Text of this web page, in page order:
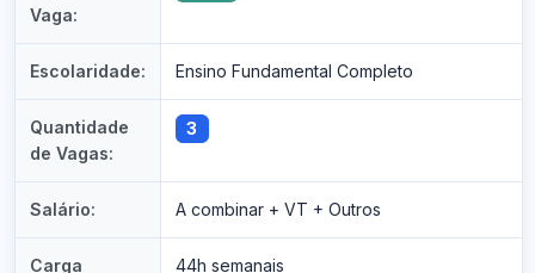
Vaga:
Escolaridade: Ensino Fundamental Completo
Quantidade
de Vagas:
3
Salário: A combinar + VT + Outros
Carga
44h semanais